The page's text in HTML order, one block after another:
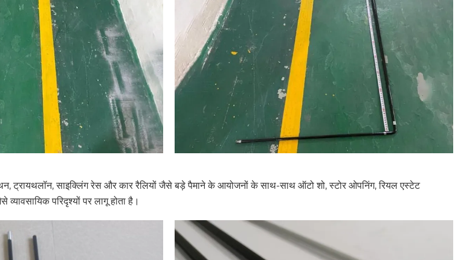
ट्रायथलॉन, साइक्लिंग रेस और कार रैलियों जैसे बड़े पैमाने के आयोजनों के साथ-साथ ऑटो शो, स्टोर ओपनिंग, रियल एस्टेट
व्यावसायिक परिदृश्यों पर लागू होता है।